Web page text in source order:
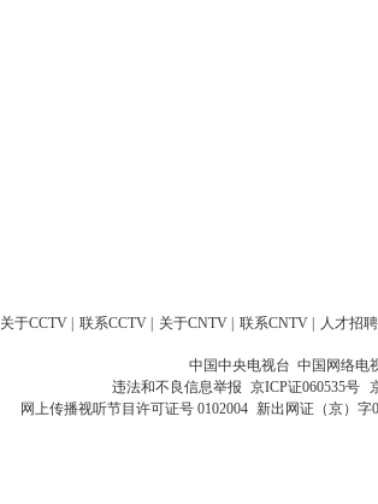
关于CCTV 联系CCTV 关于CNTV 联系CNTV 人才招聘
中国中央电视台 中国网络电
违法和不良信息举报 京ICP证060535号
网上传播视听节目许可证号 0102004 新出网证（京）